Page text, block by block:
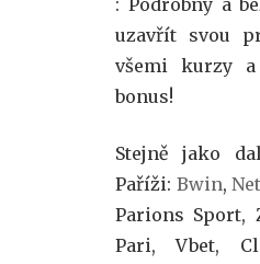
: Podrobný a
uzavřít svou
všemi kurzy
bonus!
Stejně jako
Paříži: Bwin,
Parions Sport,
Pari, Vbet,